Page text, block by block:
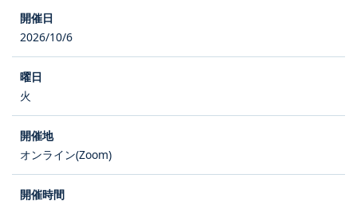
2026/10/6
火
オンライン(Zoom)